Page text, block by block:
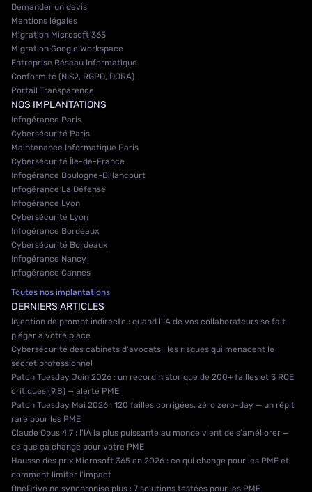
Demander un devis
Mentions légales
Migration Microsoft 365
Migration Google Workspace
Entreprise Réseau Informatique
Conformité (NIS2, RGPD, DORA)
Portail Transparence
NOS IMPLANTATIONS
Infogérance Paris
Cybersécurité Paris
Maintenance Informatique Paris
Cybersécurité Île-de-France
Infogérance Boulogne-Billancourt
Infogérance La Défense
Infogérance Lyon
Cybersécurité Lyon
Infogérance Bordeaux
Cybersécurité Bordeaux
Infogérance Nancy
Infogérance Cannes
Toutes nos implantations
DERNIERS ARTICLES
Injection de prompt indirecte : quand l'IA de vos collaborateurs se fait
piéger à votre place
Cybersécurité des cabinets d'avocats : les risques qui menacent le
secret professionnel
Patch Tuesday Juin 2026 : un record historique de 200+ failles et 3 RCE
critiques (9.8) — alerte PME
Patch Tuesday Mai 2026 : 120 failles corrigées, zéro zero-day — un répit
rare pour les PME
Claude Opus 4.7 : l'IA la plus puissante au monde vient de s'améliorer —
ce que ça change pour votre PME
Hausse des prix Microsoft 365 en 2026 : ce qui change pour les PME et
comment limiter l'impact
OneDrive ne synchronise plus : 7 solutions testées pour les PME